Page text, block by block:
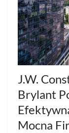
J.W.
Brylant
Mocna